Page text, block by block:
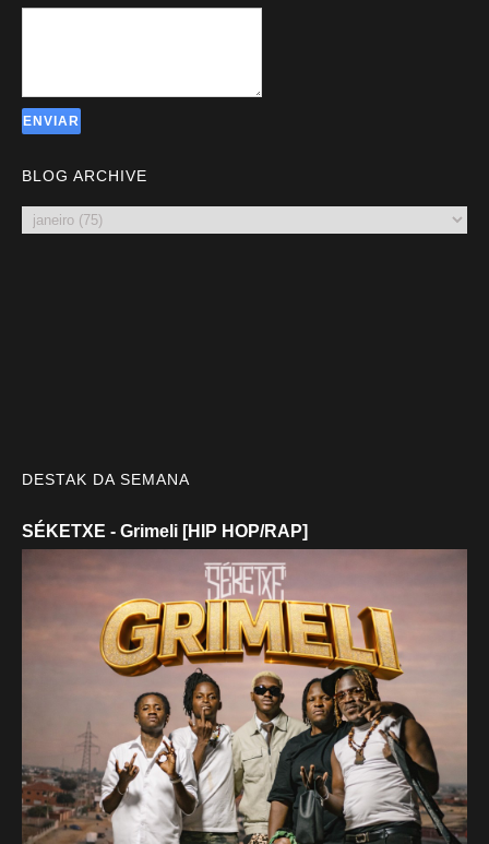
BLOG ARCHIVE
DESTAK DA SEMANA
SÉKETXE - Grimeli [HIP HOP/RAP]